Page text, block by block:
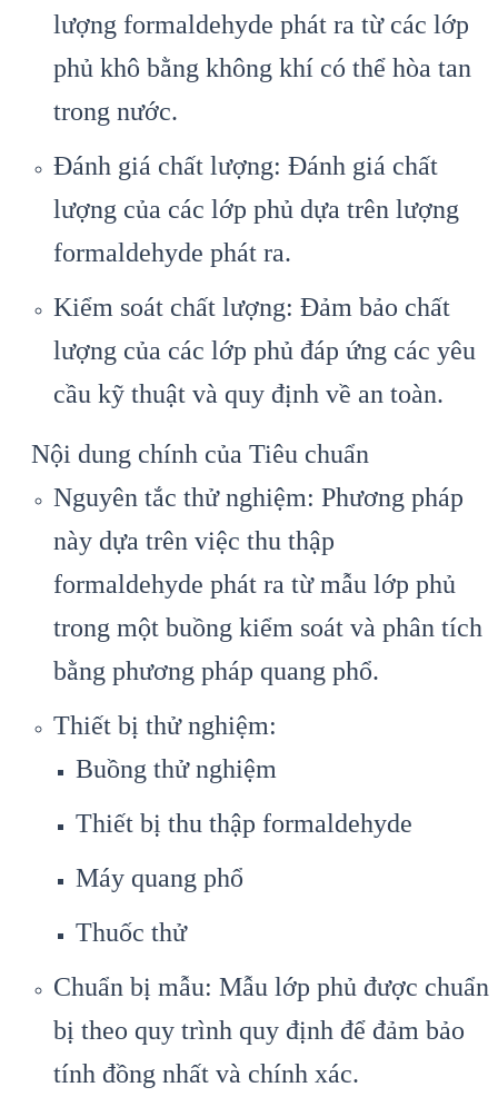
lượng formaldehyde phát ra từ các lớp
phủ khô bằng không khí có thể hòa tan
trong nước.
Đánh giá chất lượng: Đánh giá chất
lượng của các lớp phủ dựa trên lượng
formaldehyde phát ra.
Kiểm soát chất lượng: Đảm bảo chất
lượng của các lớp phủ đáp ứng các yêu
cầu kỹ thuật và quy định về an toàn.
Nội dung chính của Tiêu chuẩn
Nguyên tắc thử nghiệm: Phương pháp
này dựa trên việc thu thập
formaldehyde phát ra từ mẫu lớp phủ
trong một buồng kiểm soát và phân tích
bằng phương pháp quang phổ.
Thiết bị thử nghiệm:
Buồng thử nghiệm
Thiết bị thu thập formaldehyde
Máy quang phổ
Thuốc thử
Chuẩn bị mẫu: Mẫu lớp phủ được chuẩn
bị theo quy trình quy định để đảm bảo
tính đồng nhất và chính xác.